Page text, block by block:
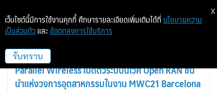
นาชัว, นิวแฮมป์เชียร์
Parallel Wireless เปิดตัวระบบนิเวศ Open RAN ชั้น
นำแห่งวงการอุตสาหกรรมในงาน MWC21 Barcelona
เว็บไซต์นี้มีการใช้งานคุกกี้ ศึกษารายละเอียดเพิ่มเติมได้ที่ นโยบายความ
เป็นส่วนตัว และ ข้อตกลงการใช้บริการ
รับทราบ
X